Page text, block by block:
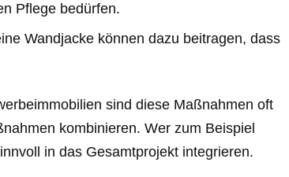
Pflege bedürfen.
Wandjacke können dazu beitragen, dass
sind diese Maßnahmen oft
kombinieren. Wer zum Beispiel
in das Gesamtprojekt integrieren.